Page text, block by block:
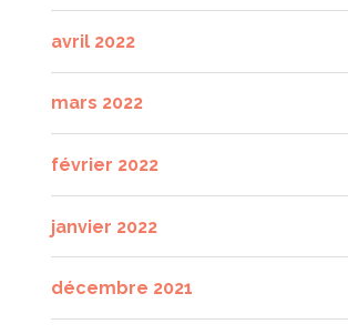
avril 2022
mars 2022
février 2022
janvier 2022
décembre 2021